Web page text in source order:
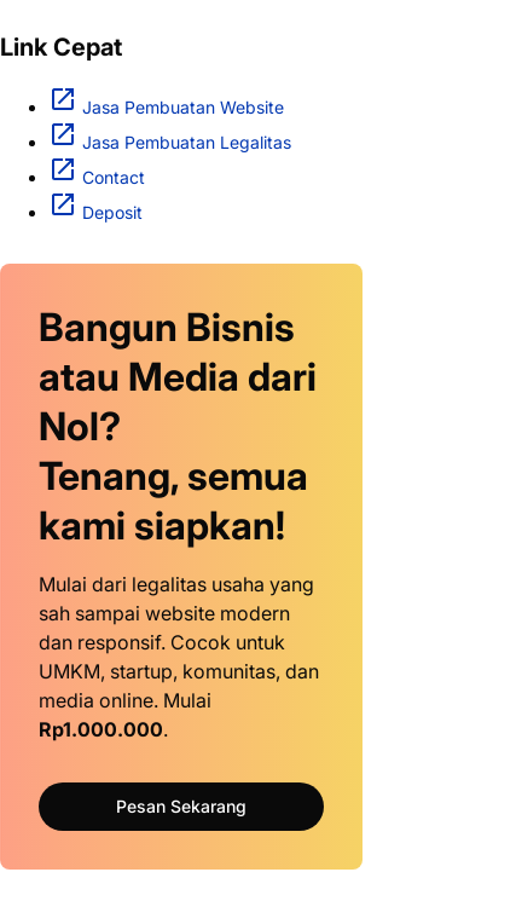
Link Cepat
Jasa Pembuatan Website
Jasa Pembuatan Legalitas
Contact
Deposit
Bangun Bisnis
atau Media dari
Nol?
Tenang, semua
kami siapkan!
Mulai dari legalitas usaha yang
sah sampai website modern
dan responsif. Cocok untuk
UMKM, startup, komunitas, dan
media online. Mulai
Rp1.000.000.
Pesan Sekarang